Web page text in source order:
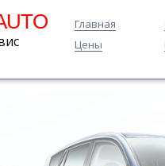
Главная
Цены